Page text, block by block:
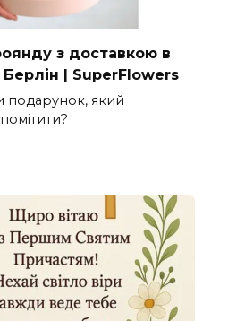
з доставкою в
| SuperFlowers
подарунок, який